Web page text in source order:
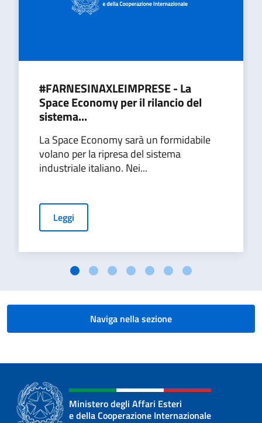
#FARNESINAXLEIMPRESE - La
Space Economy per il rilancio del
sistema...
La Space Economy sarà un formidabile
volano per la ripresa del sistema
industriale italiano. Nei...
Leggi
Naviga nella sezione
Ministero degli Affari Esteri
e della Cooperazione Internazionale